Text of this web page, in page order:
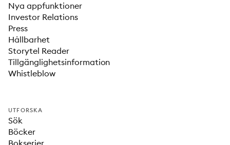
Nya appfunktioner
Investor Relations
Press
Hållbarhet
Storytel Reader
Tillgänglighetsinformation
Whistleblow
UTFORSKA
Sök
Böcker
Bokserier